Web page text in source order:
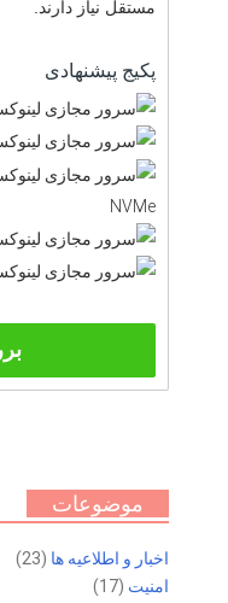
مستقل نیاز دارند.
پکیج پیشنهادی
NVMe
موضوعات
اخبار و اطلاعیه ها (23)
امنیت (17)